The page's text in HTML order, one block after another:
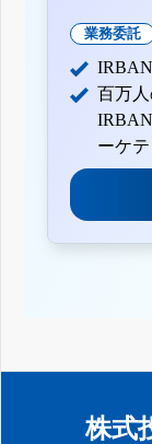
業務委託
百万
ーケ
株式